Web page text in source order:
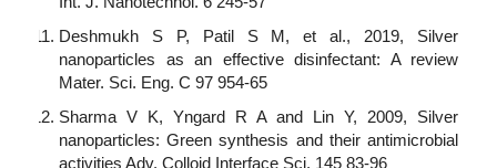
Deshmukh S P, Patil S M, et al., 2019, Silver
nanoparticles as an effective disinfectant: A review
Mater. Sci. Eng. C 97 954-65
Sharma V K, Yngard R A and Lin Y, 2009, Silver
nanoparticles: Green synthesis and their antimicrobial
activities Adv. Colloid Interface Sci. 145 83-96